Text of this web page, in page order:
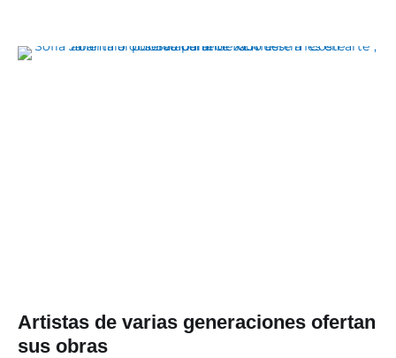
Artistas de varias generaciones ofertan
sus obras